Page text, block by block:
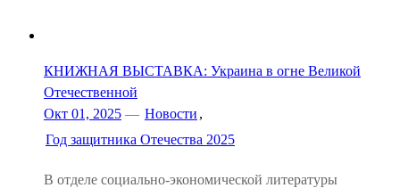
КНИЖНАЯ ВЫСТАВКА: Украина в огне Великой
Отечественной
Окт 01, 2025 — Новости ,
Год защитника Отечества 2025
В отделе социально-экономической литературы